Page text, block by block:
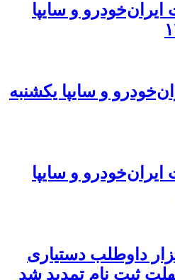
و سایپا
و سایپا یکشنبه
و سایپا
بیش از ۱۵ هزار داوطلب دستیاری
ثبت نام تمدید شد